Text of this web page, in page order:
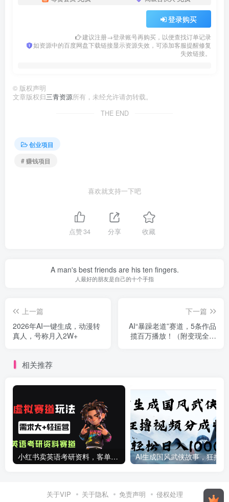
登录购买
建议注册→登录账号再购买，以便查找订单记录
如资源中的百度网盘下载链接显示资源失效，可添加客服提醒修复
失效链接。
© 版权声明
文章版权归三青资源所有，未经允许请勿转载。
THE END
创业项目
# 赚钱项目
喜欢就支持一下吧
点赞34 分享 收藏
A man's best friends are his ten fingers.
人最好的朋友是自己的十个手指
上一篇
2026年AI一键生成，动漫转
真人，号称月入2W+
下一篇
AI“暴躁老道”赛道，5条作品
揽百万播放！（附变现全攻
相关推荐
小红书卖英语考研资料，客单价9.9，250天卖了16w!
关于VIP 关于隐私 免责声明 侵权处理